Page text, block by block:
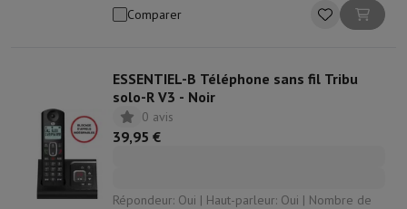
Comparer
ESSENTIEL-B Téléphone sans fil Tribu
solo-R V3 - Noir
0 avis
39,95 €
Répondeur: Oui | Haut-parleur: Oui | Nombre de